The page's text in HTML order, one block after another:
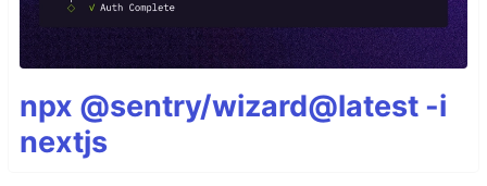
npx @sentry/wizard@latest -i
nextjs